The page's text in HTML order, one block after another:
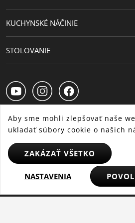
Priemer (cm)
16 | 20 | 20 |
Priemer
KUCHYNSKÉ NÁČINIE
STOLOVANIE
© 2025 WMF – Všetky práva
Aby sme mohli zlepšovať naše
ukladať súbory cookie o našich
ZAKÁZAŤ VŠETKO
NASTAVENIA